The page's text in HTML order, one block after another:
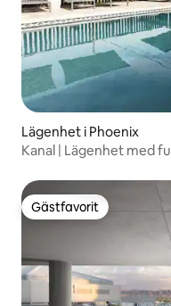
Lägenhet i Phoenix
Kanal | Lägenhet med
Gästfavorit
Gästfavorit